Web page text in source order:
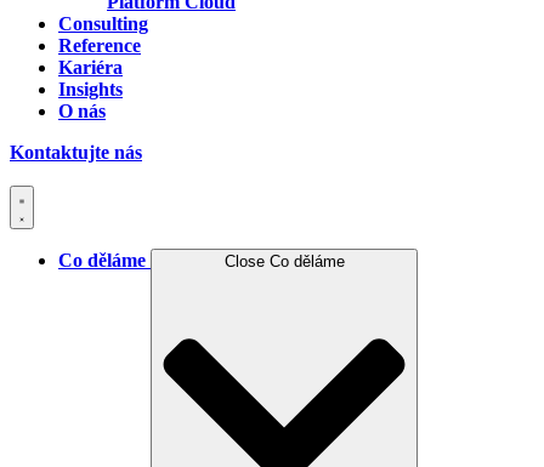
Consulting
Reference
Kariéra
Insights
O nás
Kontaktujte nás
Co děláme Close Co děláme